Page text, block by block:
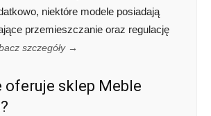
niektóre modele posiadają
przemieszczanie oraz regulację
szczegóły →
oferuje sklep Meble